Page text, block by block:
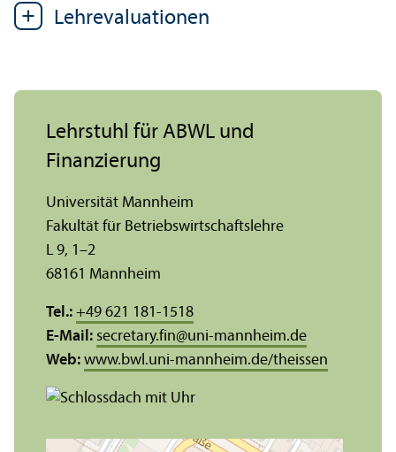
Lehr­evaluationen
Lehr­stuhl für ABWL und
Finanzierung
Universität Mannheim
Fakultät für Betriebs­wirtschafts­lehre
L 9, 1–2
68161 Mannheim
Tel.: +49 621 181-1518
E-Mail: secretary.fin@uni-mannheim.de
Web: www.bwl.uni-mannheim.de/theissen